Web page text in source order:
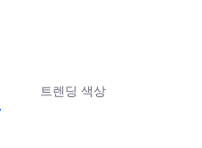
트렌딩 색상